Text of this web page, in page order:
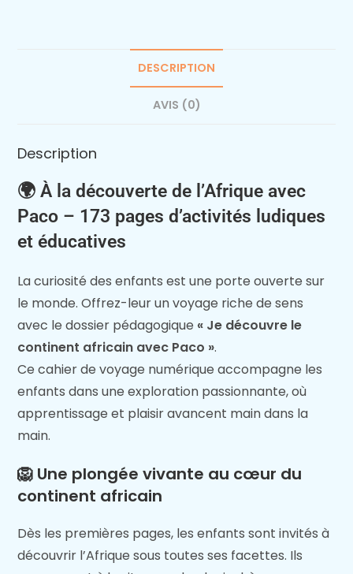
DESCRIPTION
AVIS (0)
Description
🌍À la découverte de l’Afrique avec
Paco – 173 pages d’activités ludiques
et éducatives
La curiosité des enfants est une porte ouverte sur
le monde. Offrez-leur un voyage riche de sens
avec le dossier pédagogique « Je découvre le
continent africain avec Paco ».
Ce cahier de voyage numérique accompagne les
enfants dans une exploration passionnante, où
apprentissage et plaisir avancent main dans la
main.
🦁 Une plongée vivante au cœur du
continent africain
Dès les premières pages, les enfants sont invités à
découvrir l’Afrique sous toutes ses facettes. Ils